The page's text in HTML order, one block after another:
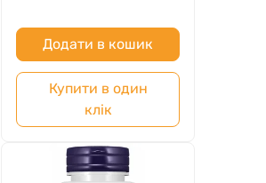
Додати в кошик
Купити в один
клік